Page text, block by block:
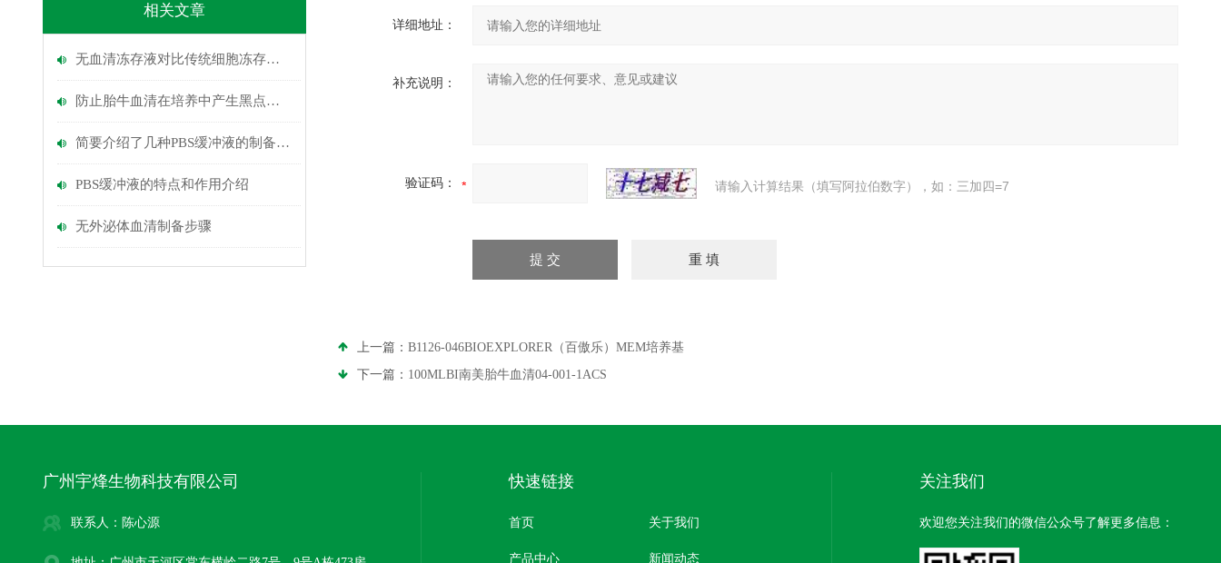
相关文章
无血清冻存液对比传统细胞冻存液存在的优势
防止胎牛血清在培养中产生黑点的有效方法
简要介绍了几种PBS缓冲液的制备方法
PBS缓冲液的特点和作用介绍
无外泌体血清制备步骤
详细地址：
补充说明：
验证码： 请输入计算结果（填写阿拉伯数字），如：三加四=7
上一篇： B1126-046BIOEXPLORER（百傲乐）MEM培养基
下一篇： 100MLBI南美胎牛血清04-001-1ACS
广州宇烽生物科技有限公司
联系人：陈心源
快速链接
首页 关于我们
产品中心 新闻动态
关注我们
欢迎您关注我们的微信公众号了解更多信息：